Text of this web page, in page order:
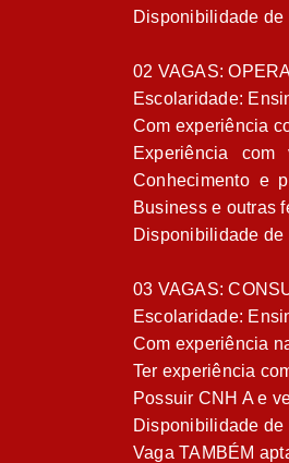
Disponibilidade de
02 VAGAS:
Escolaridade:
Com experiência
Experiência
Conhecimento e
Business e outras
Disponibilidade de
03 VAGAS:
Escolaridade:
Com experiência
Ter experiência
Possuir CNH A e
Disponibilidade de
Vaga TAMBÉM